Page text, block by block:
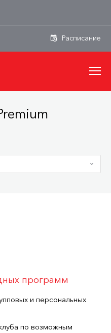
программ
и персональных
по возможным